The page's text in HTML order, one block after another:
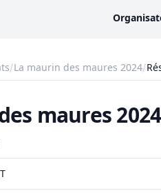
La maurin des maures 2024
maures